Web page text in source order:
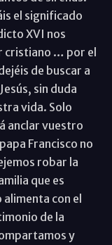
el significado
XVI nos
cristiano … por el
de buscar a
sin duda
vida. Solo
anclar vuestro
Francisco no
robar la
que es
con el
de la
y